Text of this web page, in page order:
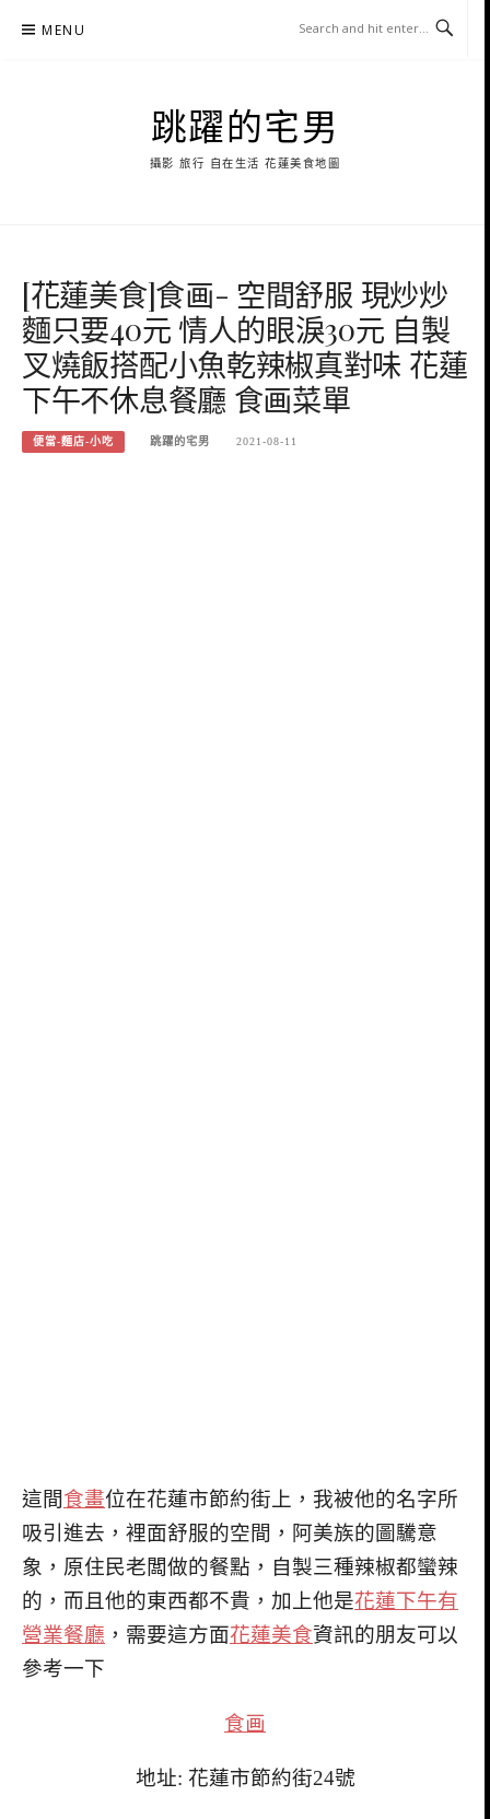
MENU
跳躍的宅男
攝影 旅行 自在生活 花蓮美食地圖
[花蓮美食]食画- 空間舒服 現炒炒
麵只要40元 情人的眼淚30元 自製
叉燒飯搭配小魚乾辣椒真對味 花蓮
下午不休息餐廳 食画菜單
便當-麵店-小吃 跳躍的宅男 2021-08-11
這間食畫位在花蓮市節約街上，我被他的名字所
吸引進去，裡面舒服的空間，阿美族的圖驣意
象，原住民老闆做的餐點，自製三種辣椒都蠻辣
的，而且他的東西都不貴，加上他是花蓮下午有
營業餐廳 ，需要這方面花蓮美食資訊的朋友可以
參考一下
食画
地址: 花蓮市節約街24號